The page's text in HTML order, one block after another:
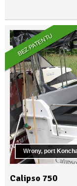
BEZ PATENTU
Wrony, port
Calipso 750